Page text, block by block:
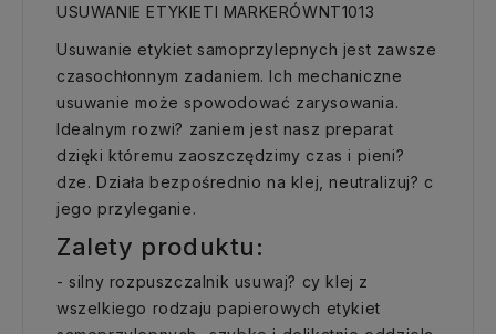
USUWANIE ETYKIETI MARKERÓWNT1013
Usuwanie etykiet samoprzylepnych jest zawsze
czasochłonnym zadaniem. Ich mechaniczne
usuwanie może spowodować zarysowania.
Idealnym rozwi? zaniem jest nasz preparat
dzięki któremu zaoszczędzimy czas i pieni?
dze. Działa bezpośrednio na klej, neutralizuj? c
jego przyleganie.
Zalety produktu:
- silny rozpuszczalnik usuwaj? cy klej z
wszelkiego rodzaju papierowych etykiet